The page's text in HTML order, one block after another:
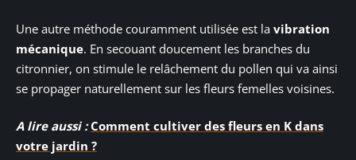
Une autre méthode couramment utilisée est la vibration
mécanique. En secouant doucement les branches du
citronnier, on stimule le relâchement du pollen qui va ainsi
se propager naturellement sur les fleurs femelles voisines.
A lire aussi : Comment cultiver des fleurs en K dans
votre jardin ?